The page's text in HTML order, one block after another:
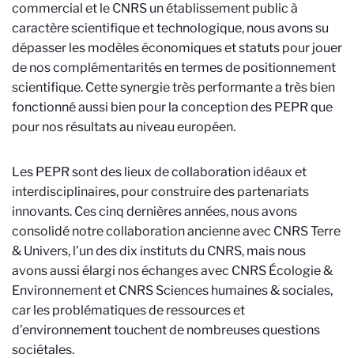
commercial et le CNRS un établissement public à
caractère scientifique et technologique, nous avons su
dépasser les modèles économiques et statuts pour jouer
de nos complémentarités en termes de positionnement
scientifique. Cette synergie très performante a très bien
fonctionné aussi bien pour la conception des PEPR que
pour nos résultats au niveau européen.
Les PEPR sont des lieux de collaboration idéaux et
interdisciplinaires, pour construire des partenariats
innovants. Ces cinq dernières années, nous avons
consolidé notre collaboration ancienne avec CNRS Terre
& Univers, l’un des dix instituts du CNRS, mais nous
avons aussi élargi nos échanges avec CNRS Écologie &
Environnement et CNRS Sciences humaines & sociales,
car les problématiques de ressources et
d’environnement touchent de nombreuses questions
sociétales.